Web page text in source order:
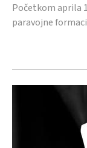
Početkom aprila
paravojne